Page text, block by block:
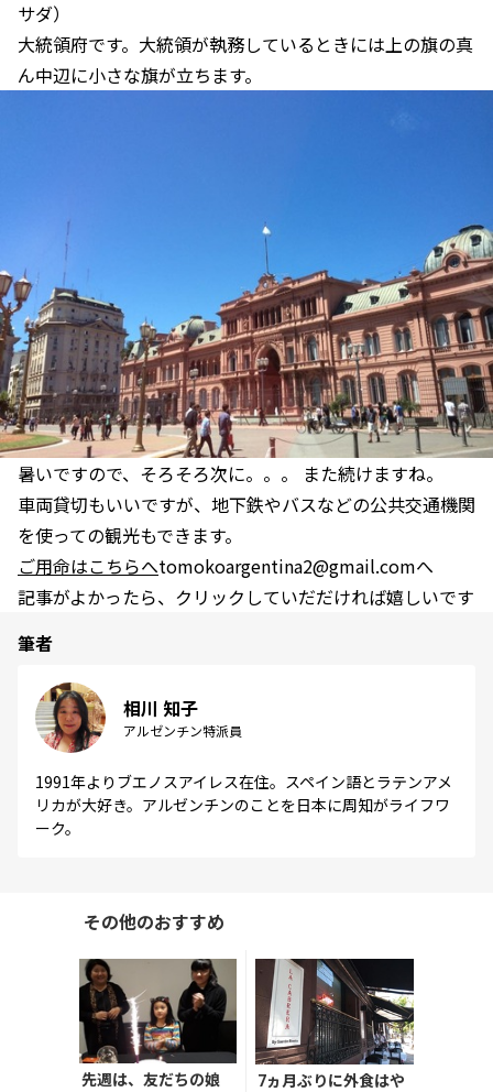
サダ）
大統領府です。大統領が執務しているときには上の旗の真
ん中辺に小さな旗が立ちます。
暑いですので、そろそろ次に。。。 また続けますね。
車両貸切もいいですが、地下鉄やバスなどの公共交通機関
を使っての観光もできます。
ご用命はこちらへtomokoargentina2@gmail.comへ
記事がよかったら、クリックしていだだければ嬉しいです
筆者
相川 知子
アルゼンチン特派員
1991年よりブエノスアイレス在住。スペイン語とラテンアメ
リカが大好き。アルゼンチンのことを日本に周知がライフワ
ーク。
その他のおすすめ
先週は、友だちの娘
7ヵ月ぶりに外食はや